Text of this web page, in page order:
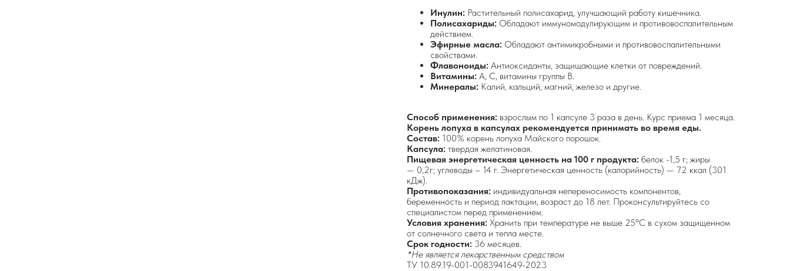
Инулин: Растительный полисахарид, улучшающий работу кишечника.
Полисахариды: Обладают иммуномодулирующим и противовоспалительным
действием.
Эфирные масла: Обладают антимикробными и противовоспалительными
свойствами.
Флавоноиды: Антиоксиданты, защищающие клетки от повреждений.
Витамины: А, С, витамины группы В.
Минералы: Калий, кальций, магний, железо и другие.
Способ применения: взрослым по 1 капсуле 3 раза в день. Курс приема 1 месяца.
Корень лопуха в капсулах рекомендуется принимать во время еды.
Состав: 100% корень лопуха Майского порошок.
Капсула: твердая желатиновая.
Пищевая энергетическая ценность на 100 г продукта: белок -1,5 г; жиры
— 0,2г; углеводы – 14 г. Энергетическая ценность (калорийность) — 72 ккал (301
кДж).
Противопоказания: индивидуальная непереносимость компонентов,
беременность и период лактации, возраст до 18 лет. Проконсультируйтесь со
специалистом перед применением.
Условия хранения: Хранить при температуре не выше 25ºС в сухом защищенном
от солнечного света и тепла месте.
Срок годности: 36 месяцев.
*Не является лекарственным средством
ТУ 10.89.19-001-0083941649-2023